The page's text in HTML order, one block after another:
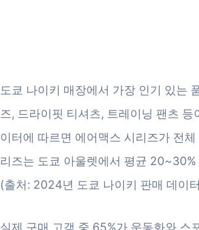
도쿄 나이키 매장에서 가장 인기 있는
즈, 드라이핏 티셔츠, 트레이닝 팬츠
이터에 따르면 에어맥스 시리즈가 전
리즈는 도쿄 아울렛에서 평균
(출처: 2024년 도쿄 나이키 판매 데이
실제 구매 고객 중 65%가 운동화와 스